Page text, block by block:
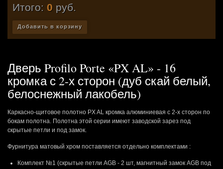
Итого: 0 руб.
Добавить в корзину
Дверь Profilo Porte «PX AL» - 16
кромка с 2-х сторон (дуб скай белый,
белоснежный лакобель)
Каркасно-щитовое полотно PX AL кромка алюминиевая с 2-х сторон по
бокам полотна. Полотна этой серии имеют заводской зарез под
скрытые петли и под замок.
Фурнитура матовый хром поставляется отдельно комплектами :
Комплект №1 (скрытые петли AGB - 2 шт, магнитный замок AGB под